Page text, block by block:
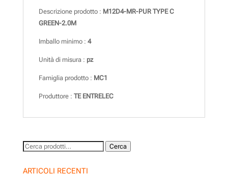
Descrizione prodotto : M12D4-MR-PUR TYPE C
GREEN-2.0M
Imballo minimo : 4
Unità di misura : pz
Famiglia prodotto : MC1
Produttore : TE ENTRELEC
Cerca: Cerca
ARTICOLI RECENTI